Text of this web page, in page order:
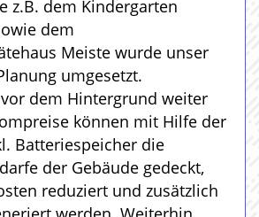
z.B. dem Kindergarten
dem
Meiste wurde unser
umgesetzt.
dem Hintergrund weiter
können mit Hilfe der
Batteriespeicher die
der Gebäude gedeckt,
reduziert und zusätzlich